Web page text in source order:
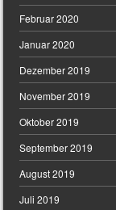
Februar 2020
Januar 2020
Dezember 2019
November 2019
Oktober 2019
September 2019
August 2019
Juli 2019